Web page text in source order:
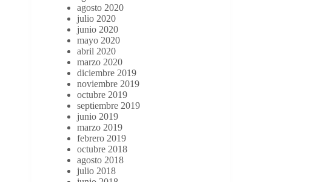
agosto 2020
julio 2020
junio 2020
mayo 2020
abril 2020
marzo 2020
diciembre 2019
noviembre 2019
octubre 2019
septiembre 2019
junio 2019
marzo 2019
febrero 2019
octubre 2018
agosto 2018
julio 2018